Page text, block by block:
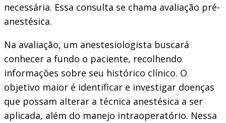
necessária. Essa consulta se chama avaliação pré-
anestésica.
Na avaliação, um anestesiologista buscará
conhecer a fundo o paciente, recolhendo
informações sobre seu histórico clínico. O
objetivo maior é identificar e investigar doenças
que possam alterar a técnica anestésica a ser
aplicada, além do manejo intraoperatório. Nessa